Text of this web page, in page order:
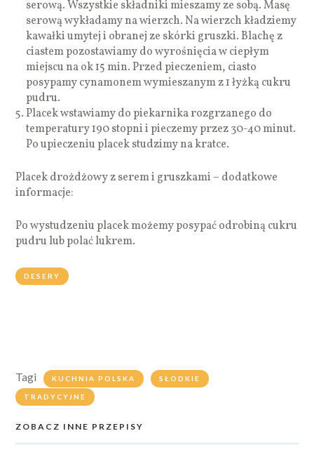
serową. Wszystkie składniki mieszamy ze sobą. Masę
serową wykładamy na wierzch. Na wierzch kładziemy
kawałki umytej i obranej ze skórki gruszki. Blachę z
ciastem pozostawiamy do wyrośnięcia w ciepłym
miejscu na ok 15 min. Przed pieczeniem, ciasto
posypamy cynamonem wymieszanym z 1 łyżką cukru
pudru.
Placek wstawiamy do piekarnika rozgrzanego do
temperatury 190 stopni i pieczemy przez 30-40 minut.
Po upieczeniu placek studzimy na kratce.
Placek drożdżowy z serem i gruszkami – dodatkowe
informacje:
Po wystudzeniu placek możemy posypać odrobiną cukru
pudru lub polać lukrem.
DESERY
Tagi KUCHNIA POLSKA SŁODKIE
TRADYCYJNE
ZOBACZ INNE PRZEPISY